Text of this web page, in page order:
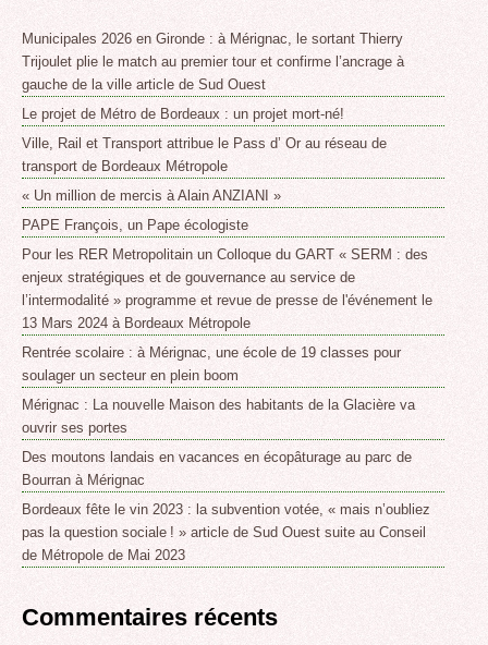
Municipales 2026 en Gironde : à Mérignac, le sortant Thierry
Trijoulet plie le match au premier tour et confirme l’ancrage à
gauche de la ville article de Sud Ouest
Le projet de Métro de Bordeaux : un projet mort-né!
Ville, Rail et Transport attribue le Pass d’ Or au réseau de
transport de Bordeaux Métropole
« Un million de mercis à Alain ANZIANI »
PAPE François, un Pape écologiste
Pour les RER Metropolitain un Colloque du GART « SERM : des
enjeux stratégiques et de gouvernance au service de
l’intermodalité » programme et revue de presse de l'événement le
13 Mars 2024 à Bordeaux Métropole
Rentrée scolaire : à Mérignac, une école de 19 classes pour
soulager un secteur en plein boom
Mérignac : La nouvelle Maison des habitants de la Glacière va
ouvrir ses portes
Des moutons landais en vacances en écopâturage au parc de
Bourran à Mérignac
Bordeaux fête le vin 2023 : la subvention votée, « mais n’oubliez
pas la question sociale ! » article de Sud Ouest suite au Conseil
de Métropole de Mai 2023
Commentaires récents